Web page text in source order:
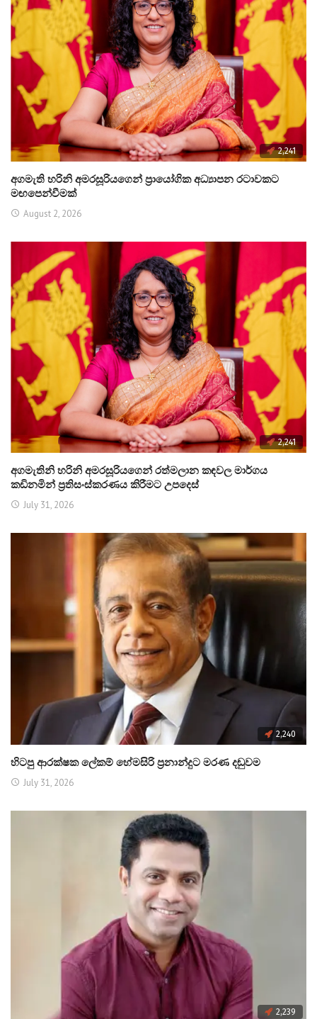
2,241
අගමැති හරිනි අමරසූරියගෙන් ප්‍රායෝගික අධ්‍යාපන රටාවකට
මඟපෙන්වීමක්
August 2, 2026
2,241
අගමැතිනි හරිනි අමරසූරියගෙන් රත්මලාන කඳවල මාර්ගය
කඩිනමින් ප්‍රතිසංස්කරණය කිරීමට උපදෙස්
July 31, 2026
2,240
හිටපු ආරක්ෂක ලේකම් හේමසිරි ප්‍රනාන්දුට මරණ දඬුවම
July 31, 2026
2,239